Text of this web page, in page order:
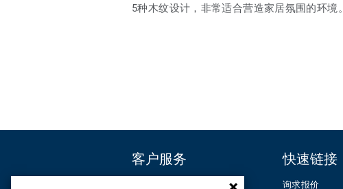
5种木纹设计，非常适合营造家居氛围的环境。
客户服务 快速链接
询求报价